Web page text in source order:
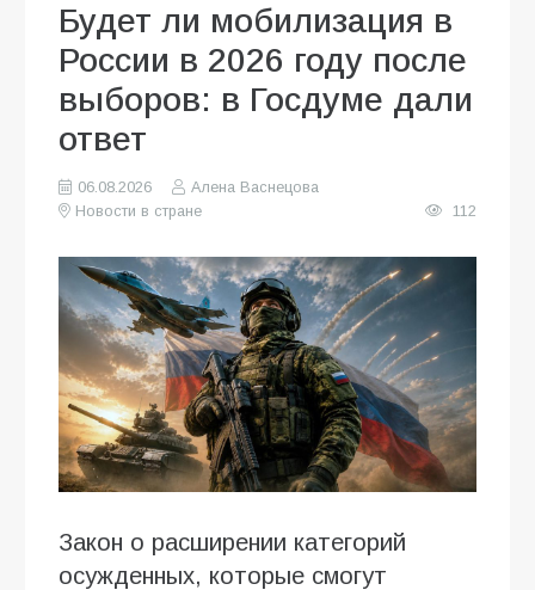
Будет ли мобилизация в
России в 2026 году после
выборов: в Госдуме дали
ответ
06.08.2026
Алена Васнецова
Новости в стране
112
Закон о расширении категорий
осужденных, которые смогут